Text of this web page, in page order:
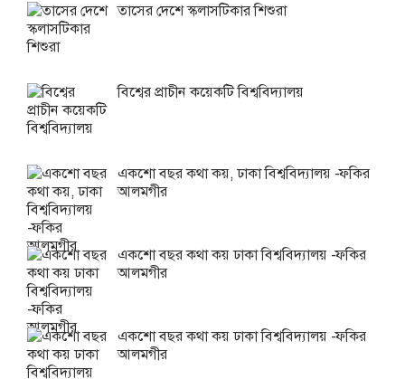
তাসের দেশে স্কলাসটিকার শিশুরা
বিশ্বের প্রাচীন কয়েকটি বিশ্ববিদ্যালয়
একশো বছর কথা কয়, ঢাকা বিশ্ববিদ্যালয় -ফকির
আলমগীর
একশো বছর কথা কয় ঢাকা বিশ্ববিদ্যালয় -ফকির
আলমগীর
একশো বছর কথা কয় ঢাকা বিশ্ববিদ্যালয় -ফকির
আলমগীর